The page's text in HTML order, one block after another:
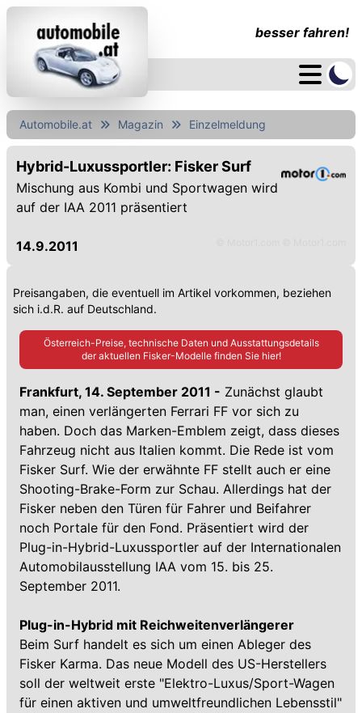
besser fahren!
Automobile.at Magazin Einzelmeldung
Hybrid-Luxussportler: Fisker Surf
Mischung aus Kombi und Sportwagen wird
auf der IAA 2011 präsentiert
14.9.2011
Preisangaben, die eventuell im Artikel vorkommen, beziehen
sich i.d.R. auf Deutschland.
Österreich-Preise, technische Daten und Ausstattungsdetails
der aktuellen Fisker-Modelle finden Sie hier!
Frankfurt, 14. September 2011 - Zunächst glaubt
man, einen verlängerten Ferrari FF vor sich zu
haben. Doch das Marken-Emblem zeigt, dass dieses
Fahrzeug nicht aus Italien kommt. Die Rede ist vom
Fisker Surf. Wie der erwähnte FF stellt auch er eine
Shooting-Brake-Form zur Schau. Allerdings hat der
Fisker neben den Türen für Fahrer und Beifahrer
noch Portale für den Fond. Präsentiert wird der
Plug-in-Hybrid-Luxussportler auf der Internationalen
Automobilausstellung IAA vom 15. bis 25.
September 2011.
Plug-in-Hybrid mit Reichweitenverlängerer
Beim Surf handelt es sich um einen Ableger des
Fisker Karma. Das neue Modell des US-Herstellers
soll der weltweit erste "Elektro-Luxus/Sport-Wagen
für einen aktiven und umweltfreundlichen Lebensstil"